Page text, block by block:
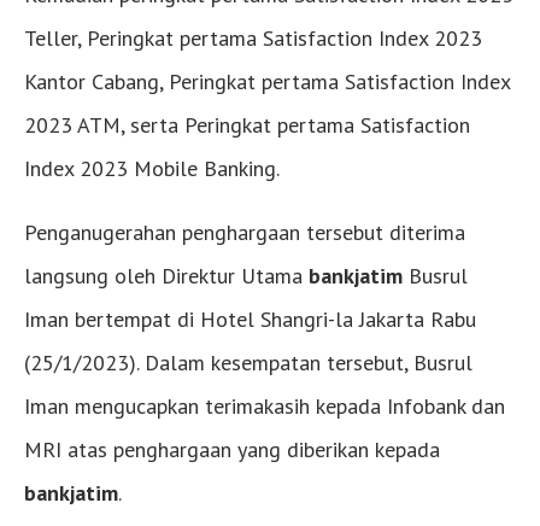
Teller, Peringkat pertama Satisfaction Index 2023
Kantor Cabang, Peringkat pertama Satisfaction Index
2023 ATM, serta Peringkat pertama Satisfaction
Index 2023 Mobile Banking.
Penganugerahan penghargaan tersebut diterima
langsung oleh Direktur Utama bankjatim Busrul
Iman bertempat di Hotel Shangri-la Jakarta Rabu
(25/1/2023). Dalam kesempatan tersebut, Busrul
Iman mengucapkan terimakasih kepada Infobank dan
MRI atas penghargaan yang diberikan kepada
bankjatim.